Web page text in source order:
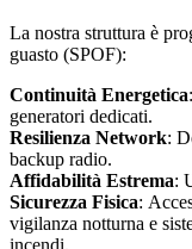
La nostra struttura è
guasto (SPOF):
Continuità Energetica
generatori dedicati.
Resilienza Network:
backup radio.
Affidabilità Estrema:
Sicurezza Fisica:
vigilanza notturna e
incendi.